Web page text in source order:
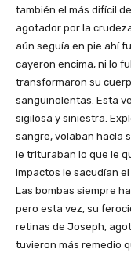
también el más difícil
agotador por la
aún seguía en pie ahí
cayeron encima, ni lo
transformaron su
sanguinolentas. Esta
sigilosa y siniestra.
sangre, volaban hacia
le trituraban lo que le
impactos le sacudían
Las bombas siempre
pero esta vez, su
retinas de Joseph,
tuvieron más remedio